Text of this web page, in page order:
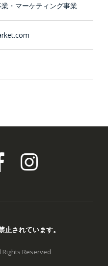
業・マーケティング事業
されています。
Reserved